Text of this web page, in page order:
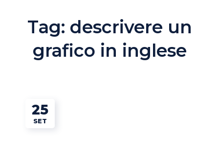
Tag: descrivere un
grafico in inglese
25
SET